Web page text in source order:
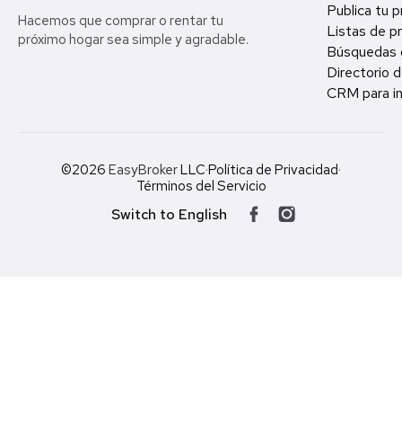
Hacemos que comprar o rentar tu
próximo hogar sea simple y agradable.
Publica tu
Listas de
Búsquedas
Directorio
CRM para
©2026 EasyBrokerLLC·Política de Privacidad·
Términos del Servicio
Switch to English